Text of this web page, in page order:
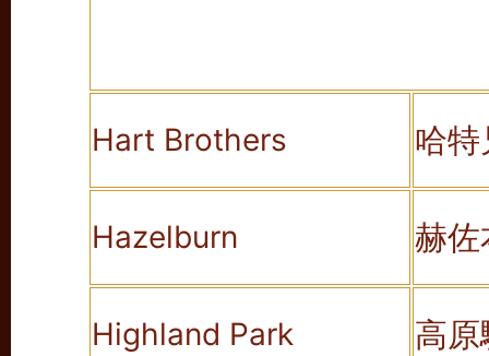
Hart Brothers 哈
Hazelburn 赫佐
Highland Park 高